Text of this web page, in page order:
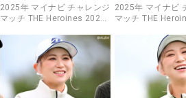
2025年 マイナビ チャレンジ
マッチ THE Heroines 2025
2025年 マイナビ
マッチ THE